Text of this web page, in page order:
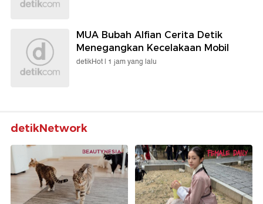
MUA Bubah Alfian Cerita Detik
Menegangkan Kecelakaan Mobil
detikHot | 1 jam yang lalu
detikNetwork